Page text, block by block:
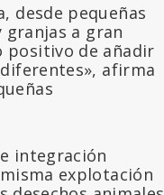
desde pequeñas
a gran
positivo de añadir
afirma
integración
explotación